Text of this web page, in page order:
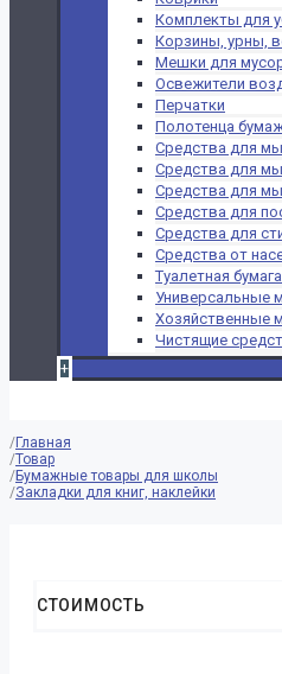
Комплекты для
Корзины, урны,
Мешки для
Освежители
Перчатки
Полотенца
Средства для
Средства для
Средства для
Средства для
Средства для
Средства от
Туалетная
Универсальные
Хозяйственные
Чистящие
+
Главная
Товар
Бумажные товары для школы
Закладки для книг, наклейки
СТОИМОСТЬ